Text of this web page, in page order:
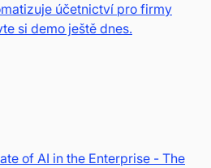
účetnictví pro firmy
si demo ještě dnes.
of AI in the Enterprise - The